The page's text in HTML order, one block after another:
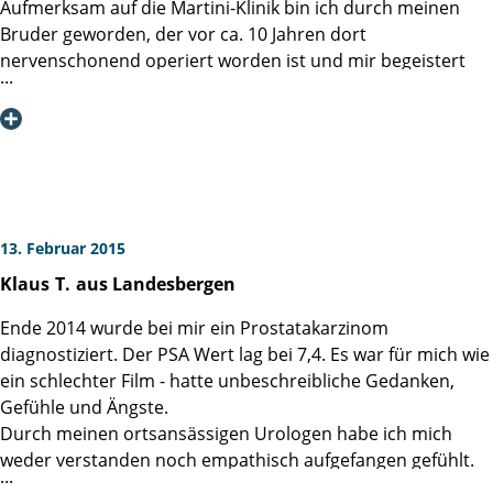
nochmals hier behandeln lassen würde, meine Antwort
wäre, ja sofort. Wenn ich vorher von dieser Klinik gehört
hätte, wahrscheinlich hätte ich nicht so lange gewartet.
genommen. Nochmals DANKE an alle, die mich in dieser
Aufmerksam auf die Martini-Klinik bin ich durch meinen
Bruder geworden, der vor ca. 10 Jahren dort
nervenschonend operiert worden ist und mir begeistert
von den dortigen Operationsmethoden erzählt hat. Als
mein PSA-Wert anfing Achterbahn zu fahren (Gleason-
Probleme beim Wasserlassen und heute - 10 Tage nach der
OP - fühle ich mich wie neugeboren.
Die Vorbereitung auf die OP, die anschließende Pflege und
Nachsorge inkl. Hinweise und Einleitung von Reha-
Maßnahmen waren hervorragend. Stellvertretend für das
gesamte OP-Team bedanke ich mich bei Dr. Salomon und
der fröhlichen Stationsärztin Dr. Schmitz. Ein großes Lob
und Dankeschön gebührt auch allen Schwestern/Pflegern
und dem Service-Team. Ich habe mich bei ihnen
13. Februar 2015
Klaus T. aus Landesbergen
Ende 2014 wurde bei mir ein Prostatakarzinom
diagnostiziert. Der PSA Wert lag bei 7,4. Es war für mich wie
ein schlechter Film - hatte unbeschreibliche Gedanken,
Gefühle und Ängste.
Durch meinen ortsansässigen Urologen habe ich mich
weder verstanden noch empathisch aufgefangen gefühlt.
Über meinen Hausarzt habe ich dann von der Martini-Klinik